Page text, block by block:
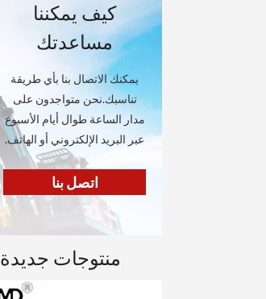
كيف يمكننا
مساعدتك
يمكنك الاتصال بنا بأي طريقة
تناسبك.نحن متواجدون على
مدار الساعة طوال أيام الأسبوع
عبر البريد الإلكتروني أو الهاتف.
اتصل بنا
منتوجات جديدة